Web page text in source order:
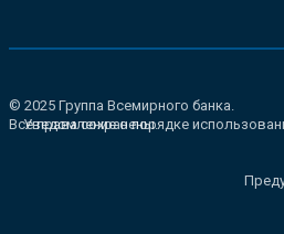
© 2025 Группа Всемирного банка.
Все права сохранены.
Уведомление о порядке